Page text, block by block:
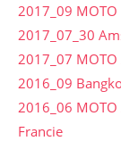
2017_09
2017_07_30
2017_07
2016_09
2016_06
Francie